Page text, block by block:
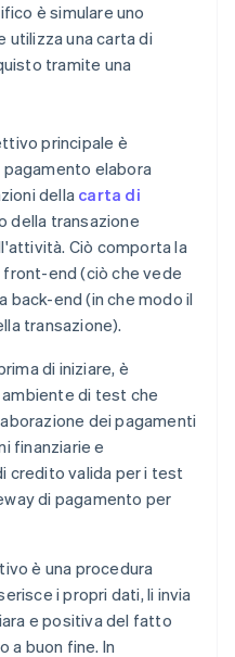
è simulare uno
utilizza una carta di
tramite una
principale è
elabora
della carta di
della transazione
Ciò comporta la
end (ciò che vede
back-end (in che modo il
transazione).
di iniziare, è
di test che
dei pagamenti
finanziarie e
credito valida per i test
di pagamento per
è una procedura
i propri dati, li invia
e positiva del fatto
a buon fine. In